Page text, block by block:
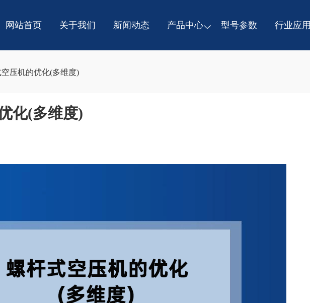
网站首页 关于我们 新闻动态 产品中心 型号参数 行业应用
压机的优化(多维度)
化(多维度)